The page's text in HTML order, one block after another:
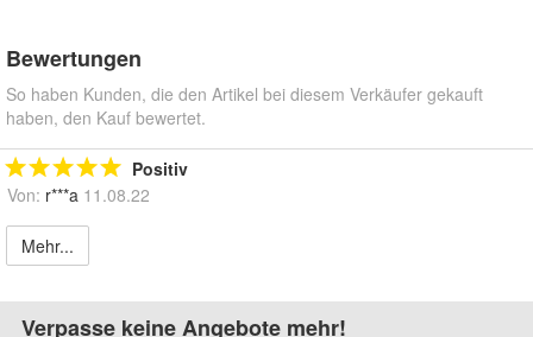
Bewertungen
So haben Kunden, die den Artikel bei diesem Verkäufer gekauft
haben, den Kauf bewertet.
Positiv
Von: r***a 11.08.22
Mehr...
Verpasse keine Angebote mehr!